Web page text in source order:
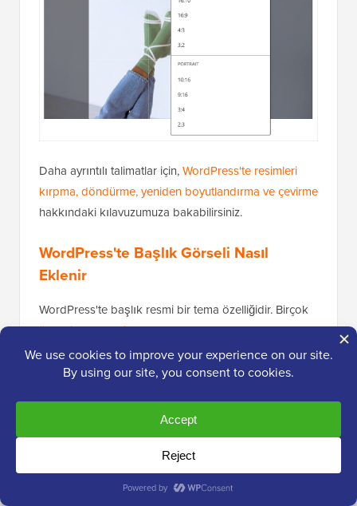
Daha ayrıntılı talimatlar için,WordPress'te resimleri
kırpma, döndürme, yeniden boyutlandırma ve çevirme
hakkındaki kılavuzumuza bakabilirsiniz.
WordPress'te Başlık Görseli Nasıl
Eklenir
WordPress'te başlık resmi bir tema özelliğidir. Birçok
ücretsiz ve premium WordPress temasıbaşlık
resimleri desteğiyle birlikte gelir.
resmi ayarlamanıza izin verirken, diğerleri yalnızca ana
sayfa içinbir başlık resmi ayarlamanızaolanak tanır.
Görünüm » Özelleştirsayfasından kendi özel başlık
resminizi yükleyebilirsiniz.